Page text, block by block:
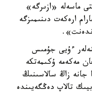
ماسەلە «ازىرگە»
ارەكەت دىنىمىزگە
ءۇيى جۇمىس
مەكەمە ۇكىمەتكە
زاڭ سالاسىنىڭ
تالاپ دەڭگەيىندە